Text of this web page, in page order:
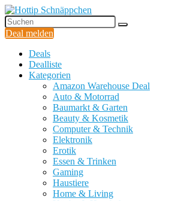
Deal melden
Deals
Dealliste
Kategorien
Amazon Warehouse Deal
Auto & Motorrad
Baumarkt & Garten
Beauty & Kosmetik
Computer & Technik
Elektronik
Erotik
Essen & Trinken
Gaming
Haustiere
Home & Living